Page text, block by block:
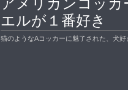
アメリカンコッカ
エルが１番好き
猫のようなAコッカーに魅了された、犬好